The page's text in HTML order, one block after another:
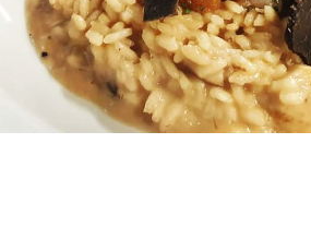
Planifica